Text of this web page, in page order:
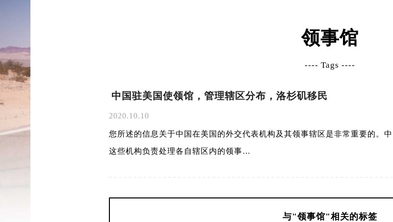
领事馆
---- Tags ----
中国驻美国使领馆，管理辖区分布，洛杉矶移民
2020.10.10
您所述的信息关于中国在美国的外交代表机构及其领事辖区是非常重要的。
这些机构负责处理各自辖区内的领事…
与"领事馆"相关的标签